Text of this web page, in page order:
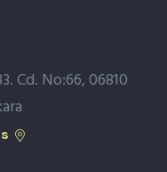
Cd. No:66, 06810